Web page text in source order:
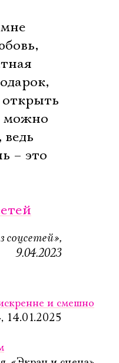
открыть
можно
ведь
– это
соцсетей»,
9.04.2023
и смешно
14.01.2025